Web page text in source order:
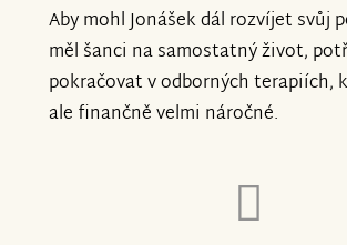
Aby mohl Jonášek dál rozvíjet svůj
měl šanci na samostatný život,
pokračovat v odborných terapiích,
ale finančně velmi náročné.